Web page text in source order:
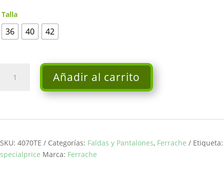
Talla
36 40 42
rectos
Añadir al carrito
SKU: 4070TE Categorías: Faldas y Pantalones, Ferrache
Etiqueta:
specialprice Marca: Ferrache